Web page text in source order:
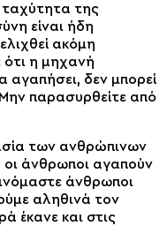
ταχύτητα της
είναι ήδη
ακόμη
η μηχανή
αγαπήσει, δεν μπορεί
παρασυρθείτε από
των ανθρώπινων
άνθρωποι αγαπούν
άνθρωποι
αληθινά τον
έκανε και στις